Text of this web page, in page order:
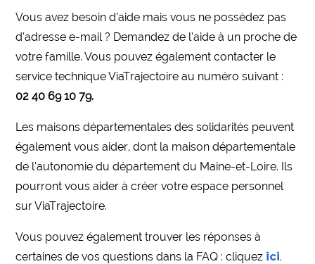
Vous avez besoin d’aide mais vous ne possédez pas
d’adresse e-mail ? Demandez de l’aide à un proche de
votre famille. Vous pouvez également contacter le
service technique ViaTrajectoire au numéro suivant :
02 40 69 10 79.
Les maisons départementales des solidarités peuvent
également vous aider, dont la maison départementale
de l’autonomie du département du Maine-et-Loire. Ils
pourront vous aider à créer votre espace personnel
sur ViaTrajectoire.
Vous pouvez également trouver les réponses à
certaines de vos questions dans la FAQ : cliquez ici.